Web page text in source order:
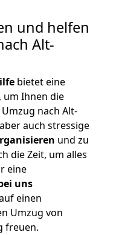
und helfen
Alt-
bietet eine
um Ihnen die
nach Alt-
auch stressige
und zu
die Zeit, um alles
eine
uns
einen
Umzug von
freuen.